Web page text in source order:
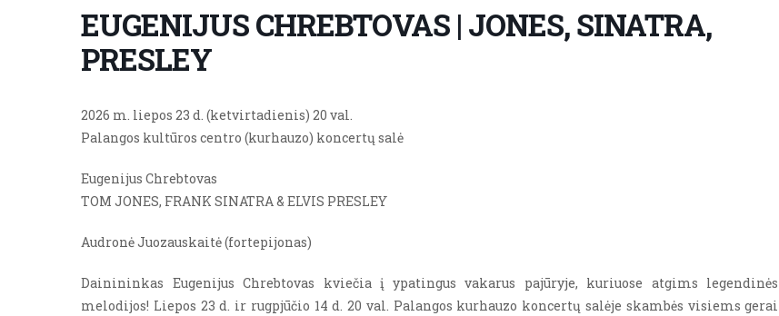
EUGENIJUS CHREBTOVAS | JONES, SINATRA,
PRESLEY
2026 m. liepos 23 d. (ketvirtadienis) 20 val.
Palangos kultūros centro (kurhauzo) koncertų salė
Eugenijus Chrebtovas
TOM JONES, FRANK SINATRA & ELVIS PRESLEY
Audronė Juozauskaitė (fortepijonas)
Dainininkas Eugenijus Chrebtovas kviečia į ypatingus vakarus pajūryje, kuriuose atgims legendinės
melodijos! Liepos 23 d. ir rugpjūčio 14 d. 20 val. Palangos kurhauzo koncertų salėje skambės visiems gerai